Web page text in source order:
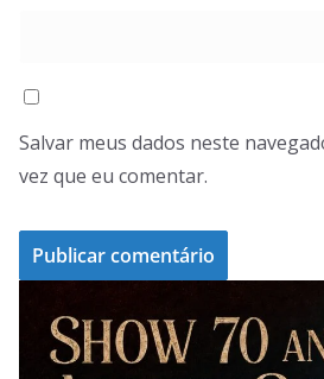
Salvar meus dados neste
vez que eu comentar.